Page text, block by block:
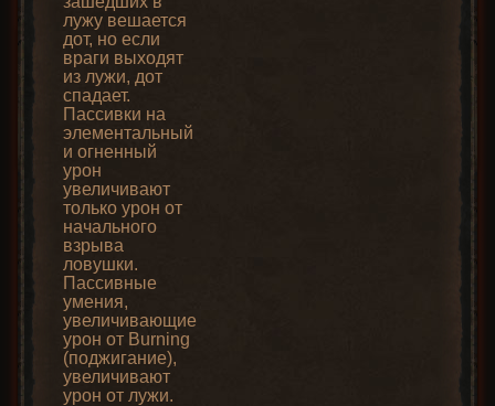
лужу вешается
дот, но если
враги выходят
из лужи, дот
спадает.
Пассивки на
элементальный
и огненный
урон
увеличивают
только урон от
начального
взрыва
ловушки.
Пассивные
умения,
увеличивающие
урон от Burning
(поджигание),
увеличивают
урон от лужи.